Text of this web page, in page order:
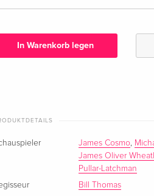
Deutsch
In Warenkorb legen
James Cosmo,
James Oliver
Pullar-Latchman
Bill Thomas